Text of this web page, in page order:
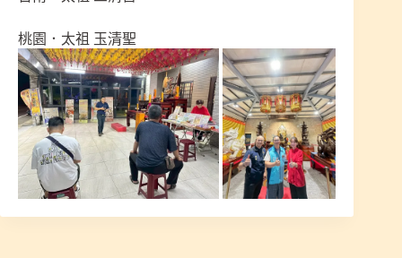
桃園．太祖 玉清聖